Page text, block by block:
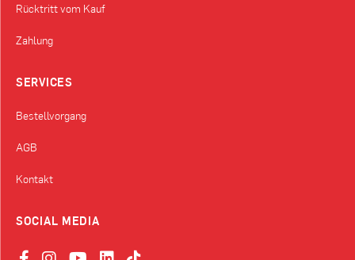
Rücktritt vom Kauf
Zahlung
SERVICES
Bestellvorgang
AGB
Kontakt
SOCIAL MEDIA